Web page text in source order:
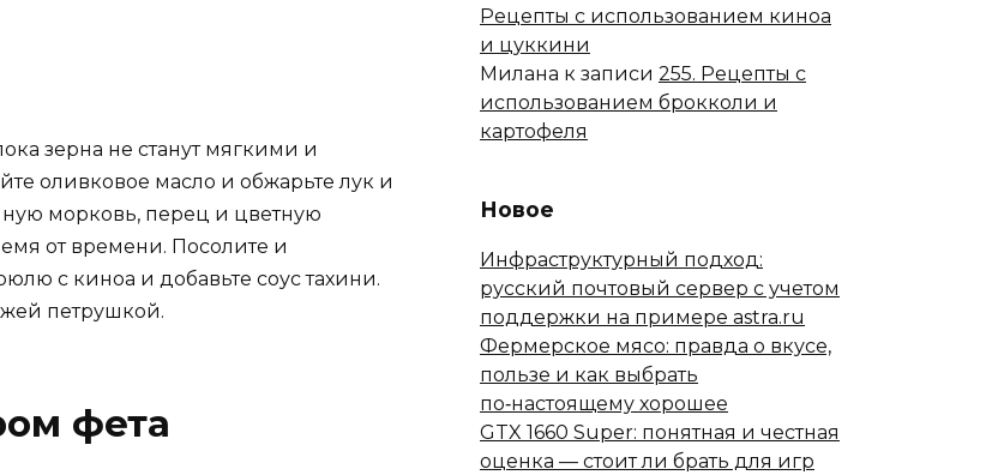
зерна не станут мягкими и
оливковое масло и обжарьте лук и
морковь, перец и цветную
от времени. Посолите и
с киноа и добавьте соус тахини.
петрушкой.
фета
Рецепты с использованием киноа
и цуккини
Милана к записи 255. Рецепты с
использованием брокколи и
картофеля
Новое
Инфраструктурный подход:
русский почтовый сервер с учетом
поддержки на примере astra.ru
Фермерское мясо: правда о вкусе,
пользе и как выбрать
по‑настоящему хорошее
GTX 1660 Super: понятная и честная
оценка — стоит ли брать для игр